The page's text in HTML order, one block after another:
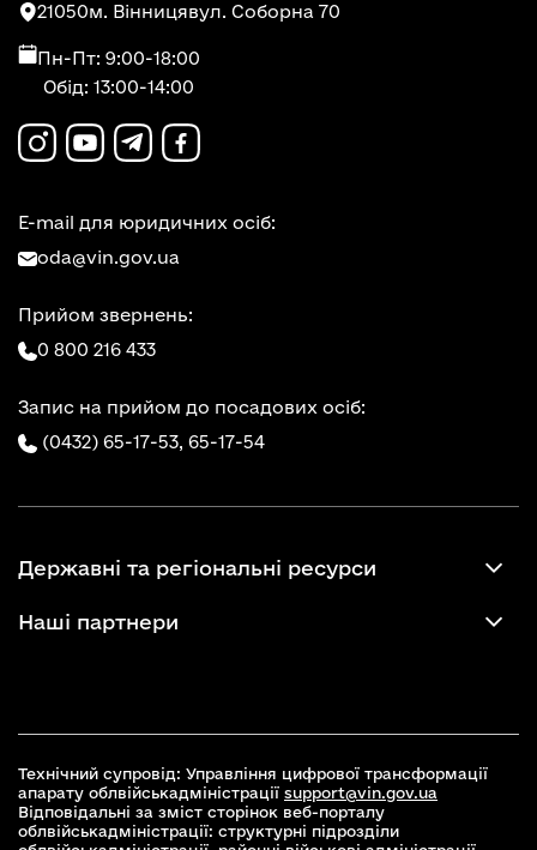
21050м. Вінницявул. Соборна 70
Пн-Пт: 9:00-18:00
Обід: 13:00-14:00
E-mail для юридичних осіб:
oda@vin.gov.ua
Прийом звернень:
0 800 216 433
Запис на прийом до посадових осіб:
(0432) 65-17-53, 65-17-54
Державні та регіональні ресурси
Наші партнери
Технічний супровід: Управління цифрової трансформації
апарату облвійськадміністрації support@vin.gov.ua
Відповідальні за зміст сторінок веб-порталу
облвійськадміністрації: структурні підрозділи